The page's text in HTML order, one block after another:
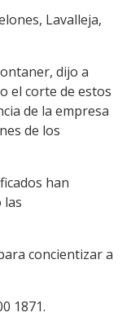
Lavalleja,
dijo a
el corte de estos
de la empresa
de los
han
las
concientizar a
1871.